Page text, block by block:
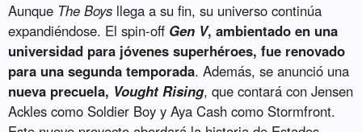
Aunque The Boys llega a su fin, su universo continúa
expandiéndose. El spin-off Gen V, ambientado en una
universidad para jóvenes superhéroes, fue renovado
para una segunda temporada. Además, se anunció una
nueva precuela, Vought Rising, que contará con Jensen
Ackles como Soldier Boy y Aya Cash como Stormfront.